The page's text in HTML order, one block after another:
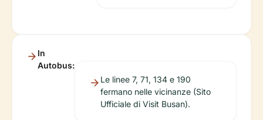
In
Autobus:
Le linee 7, 71, 134 e 190
fermano nelle vicinanze (Sito
Ufficiale di Visit Busan).